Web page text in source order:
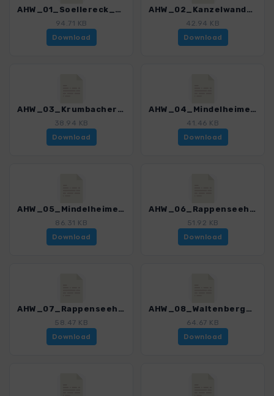
AHW_01_Soellereck_Fiderepasshuette.gpx
94.71 KB
Download
AHW_02_Kanzelwandbahn_Fiderepasshuette.gpx
42.94 KB
Download
AHW_03_Krumbacher_Hoehenweg.gpx
38.94 KB
Download
AHW_04_Mindelheimer_Klettersteig.gpx
41.46 KB
Download
AHW_05_Mindelheimerhuette_Rappenseehuette.gpx
86.31 KB
Download
AHW_06_Rappenseehuette_Hoheslicht_Rappenseehuette.gpx
51.92 KB
Download
AHW_07_Rappenseehuette_Heilbronnerweg_Waltenbergerhaus.gpx
58.47 KB
Download
AHW_08_Waltenbergerhaus_Kemptnerhuette.gpx
64.67 KB
Download